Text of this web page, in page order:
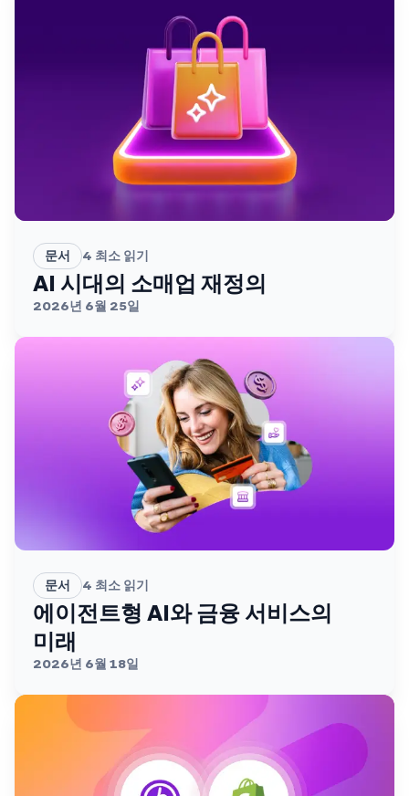
문서 4 최소 읽기
AI 시대의 소매업 재정의
2026년 6월 25일
문서 4 최소 읽기
에이전트형 AI와 금융 서비스의
미래
2026년 6월 18일